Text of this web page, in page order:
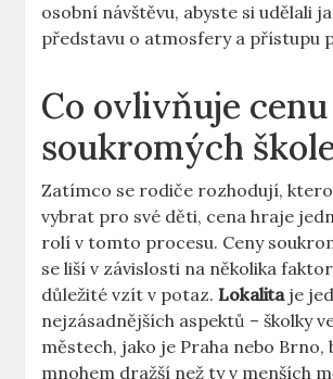
osobní návštěvu, abyste si udělali
představu o atmosfery a přístupu
Co ovlivňuje cenu
soukromých
Zatímco se rodiče rozhodují,
vybrat pro své děti, cena hraje
rolí v tomto procesu. Ceny
se liší v závislosti na několika
důležité vzít v potaz.Lokalitaje
nejzásadnějších aspektů – školky
městech, jako je Praha nebo Brno,
mnohem dražší než ty v menších